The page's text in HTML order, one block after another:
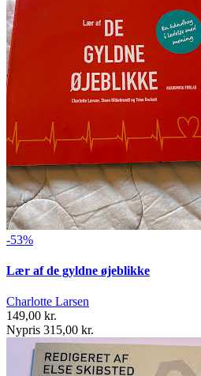
-53%
Lær af de gyldne øjeblikke
Charlotte Larsen
149,00 kr.
Nypris 315,00 kr.